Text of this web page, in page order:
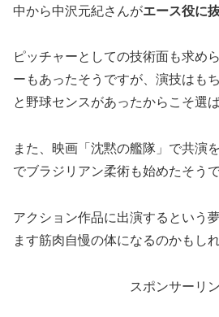
中から中沢元紀さんがエース役に
ピッチャーとしての技術面も求め
ーもあったそうですが、演技はも
と野球センスがあったからこそ選
また、映画「沈黙の艦隊」で共演
でブラジリアン柔術も始めたそうで
アクション作品に出演するという
ます筋肉自慢の体になるのかもし
スポンサーリ